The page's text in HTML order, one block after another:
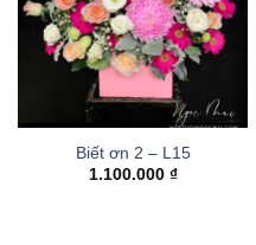
Biết ơn 2 – L15
1.100.000 ₫